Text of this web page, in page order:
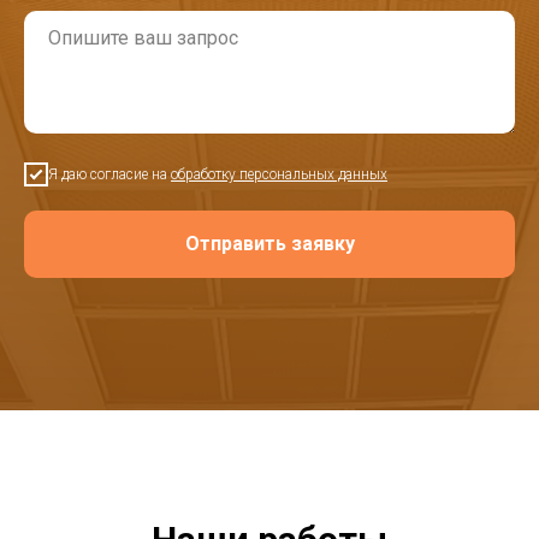
Я даю согласие на обработку персональных данных
Отправить заявку